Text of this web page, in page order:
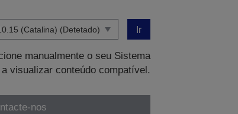
Ir
manualmente o seu Sistema
visualizar conteúdo compatível.
nos